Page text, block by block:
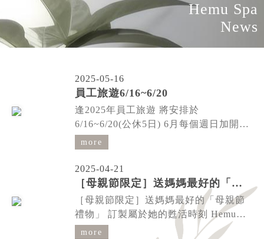
Hemu Spa
News
2025-05-16
員工旅遊6/16~6/20
逢2025年員工旅遊 將安排於
6/16~6/20(公休5日) 6月每個週日加開營
業AM10~PM7 趕快跟我們約週日喔!!
more
2025-04-21
［母親節限定］送媽媽最好的「母親節禮物」
［母親節限定］送媽媽最好的「母親節
禮物」 訂製屬於她的甦活時刻 Hemu
Spa打造全身瀊太極 SPA紓壓按摩全程
more